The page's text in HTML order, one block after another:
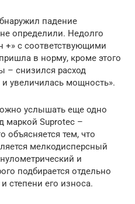
падение
определили. Недолго
+» с соответствующими
в норму, кроме этого
– снизился расход
увеличилась мощность».
услышать еще одно
маркой Suprotec –
объясняется тем, что
мелкодисперсный
и
подбирается отдельно
степени его износа.